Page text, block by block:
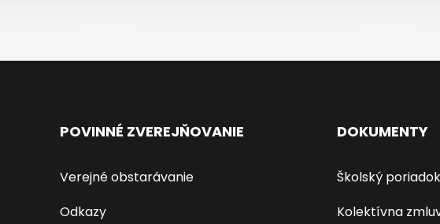
POVINNÉ ZVEREJŇOVANIE
Verejné obstarávanie
Odkazy
DOKUMENTY
Školský poriadok
Kolektívna